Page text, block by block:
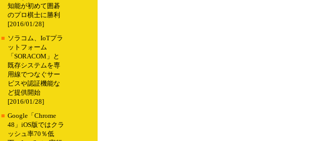
知能が初めて囲碁
のプロ棋士に勝利
[2016/01/28]
■ ソラコム、IoTプラ
ットフォーム
「SORACOM」と
既存システムを専
用線でつなぐサー
ビスや認証機能な
ど提供開始
[2016/01/28]
■ Google「Chrome
48」iOS版ではクラ
ッシュ率70％低